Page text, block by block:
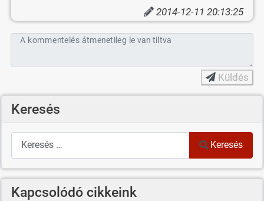
2014-12-11 20:13:25
A kommentelés átmenetileg le van tiltva
Küldés
Keresés
Keresés
Keresés
Kapcsolódó cikkeink